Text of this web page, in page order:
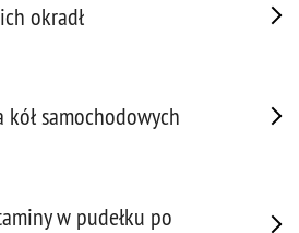
okradł
samochodowych
w pudełku po